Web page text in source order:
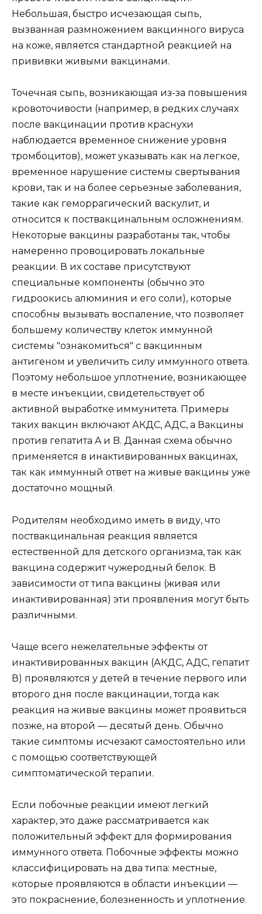
Небольшая, быстро исчезающая сыпь,
вызванная размножением вакцинного вируса
на коже, является стандартной реакцией на
прививки живыми вакцинами.
Точечная сыпь, возникающая из-за повышения
кровоточивости (например, в редких случаях
после вакцинации против краснухи
наблюдается временное снижение уровня
тромбоцитов), может указывать как на легкое,
временное нарушение системы свертывания
крови, так и на более серьезные заболевания,
такие как геморрагический васкулит, и
относится к поствакцинальным осложнениям.
Некоторые вакцины разработаны так, чтобы
намеренно провоцировать локальные
реакции. В их составе присутствуют
специальные компоненты (обычно это
гидроокись алюминия и его соли), которые
способны вызывать воспаление, что позволяет
большему количеству клеток иммунной
системы "ознакомиться" с вакцинным
антигеном и увеличить силу иммунного ответа.
Поэтому небольшое уплотнение, возникающее
в месте инъекции, свидетельствует об
активной выработке иммунитета. Примеры
таких вакцин включают АКДС, АДС, а Вакцины
против гепатита A и B. Данная схема обычно
применяется в инактивированных вакцинах,
так как иммунный ответ на живые вакцины уже
достаточно мощный.
Родителям необходи­мо иметь в виду, что
поствакцинальная реакция является
естественной для детского организма, так как
вакцина содержит чужеродный белок. В
зависимости от типа вакцины (живая или
инактивированная) эти проявления могут быть
различными.
Чаще всего нежелательные эффекты от
инактивированных вакцин (АКДС, АДС, гепатит
В) проявляются у детей в течение первого или
второго дня после вакцинации, тогда как
реакция на живые вакцины может проявиться
позже, на второй — десятый день. Обычно
такие симптомы исчезают самостоятельно или
с помощью соответствующей
симптоматической терапии.
Если побочные реакции имеют легкий
характер, это даже рассматривается как
положительный эффект для формирования
иммунного ответа. Побочные эффекты можно
классифицировать на два типа: местные,
которые проявляются в области инъекции —
это покраснение, болезненность и уплотнение.